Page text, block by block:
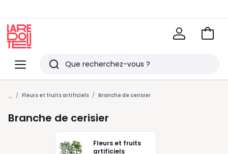
Menu
Redoute
Rechercher
Derniers
articles
vus
Voir
... Fleurs et fruits artificiels Branche de cerisier
Branche de cerisier
Fleurs et fruits
artificiels